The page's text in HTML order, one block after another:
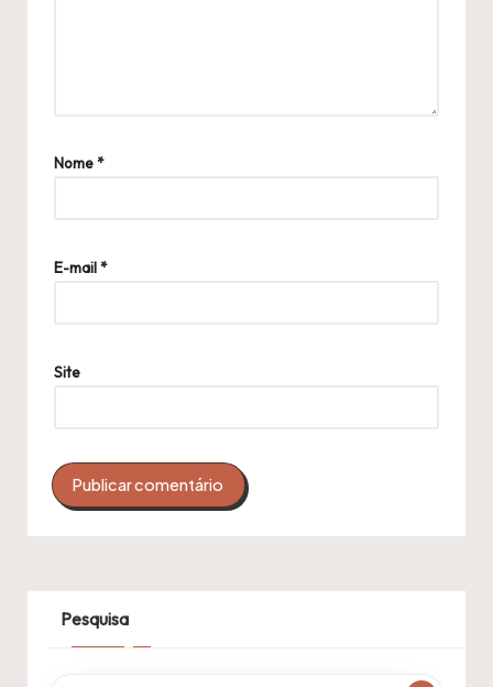
Nome*
E-mail*
Site
Pesquisa